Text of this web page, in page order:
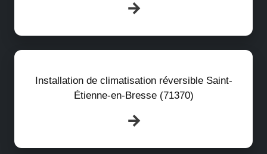
Installation de climatisation réversible Saint-
Étienne-en-Bresse (71370)